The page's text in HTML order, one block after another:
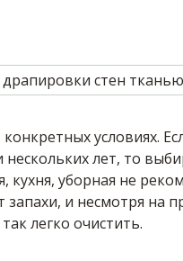
условиях.
лет, то
кухня, уборная не
и несмотря на
легко очистить.